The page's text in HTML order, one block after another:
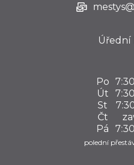
Úřední
Po
Út
St
Čt
Pá
polední